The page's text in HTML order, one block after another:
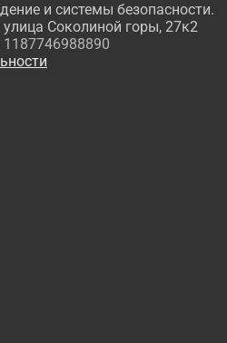
и системы безопасности.
Соколиной горы, 27к2